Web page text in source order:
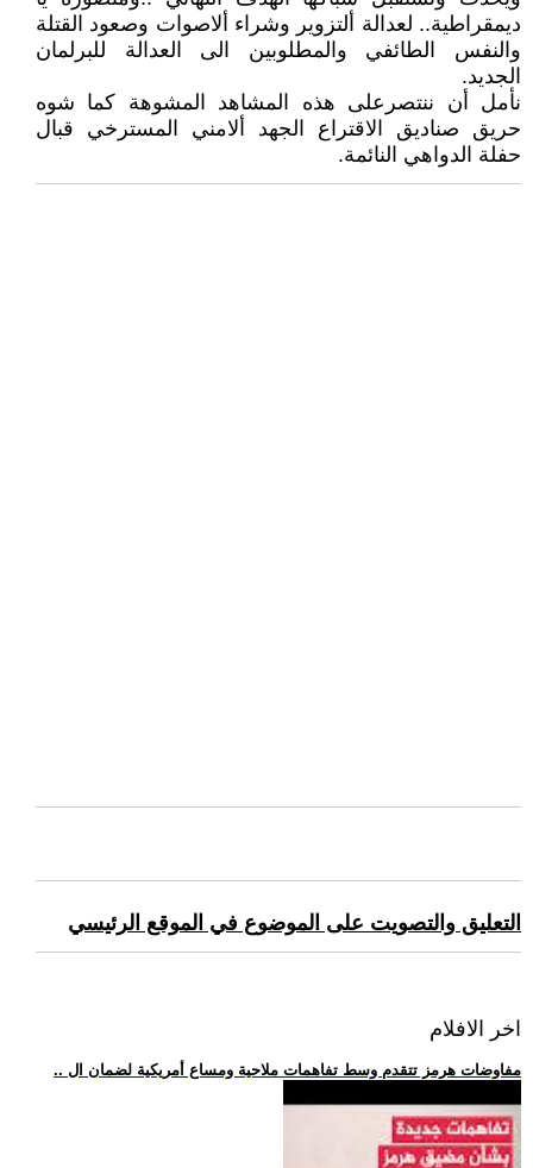
ديمقراطية.. لعدالة ألتزوير وشراء ألاصوات وصعود القتلة
والنفس الطائفي والمطلوبين الى العدالة للبرلمان
الجديد.
نأمل أن ننتصرعلى هذه المشاهد المشوهة كما شوه
حريق صناديق الاقتراع الجهد ألامني المسترخي قبال
حفلة الدواهي النائمة.
التعليق والتصويت على الموضوع في الموقع الرئيسي
اخر الافلام
.. مفاوضات هرمز تتقدم وسط تفاهمات ملاحية ومساع أمريكية لضمان ال